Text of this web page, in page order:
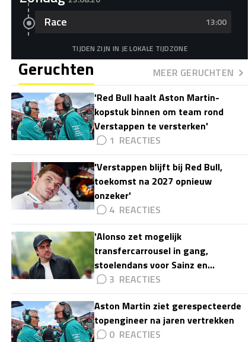
Race 13:00
TIJDEN ZIJN IN JE LOKALE TIJDZONE
Geruchten
MEER GERUCHTEN
'Red Bull haalt Aston Martin-
kopstuk binnen om team rond
Verstappen te versterken'
1
'Verstappen blijft bij Red Bull,
toekomst na 2027 opnieuw
onzeker'
4
'Alonso zet mogelijk
transfercarrousel in gang,
stoelendans voor Sainz en
Colapinto'
3
Aston Martin ziet gerespecteerde
topengineer na jaren vertrekken
0